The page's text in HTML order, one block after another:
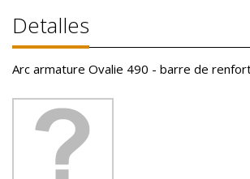
Detalles
Arc armature Ovalie 490 - barre de